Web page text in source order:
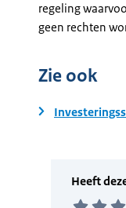
regeling
geen rechten
Zie ook